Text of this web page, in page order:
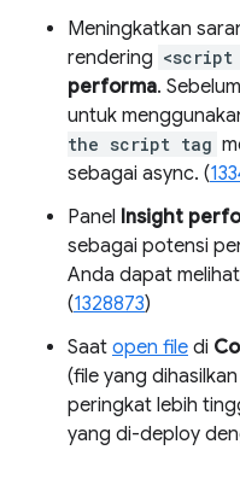
Meningkatkan
rendering <script
performa.
untuk
the script tag
sebagai async. (
Panel Insight
sebagai potensi
Anda dapat
(1328873)
Saat open file di
(file yang
peringkat lebih
yang di-deploy